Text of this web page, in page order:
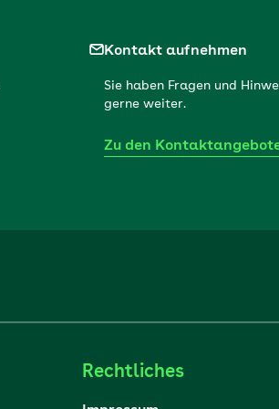
Kontakt aufnehmen
Sie haben Fragen und
gerne weiter.
Zu den
Rechtliches